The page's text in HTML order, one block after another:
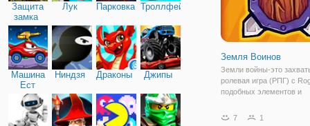
Защита
замка
Лук Парковка Троллфейс
Машина
Ест
Машину
Ниндзя Драконы Джипы
Земля Воинов
Земли войны-это
ролевая игра (РПГ) с
подобных элементов и
можете использовать
7 1